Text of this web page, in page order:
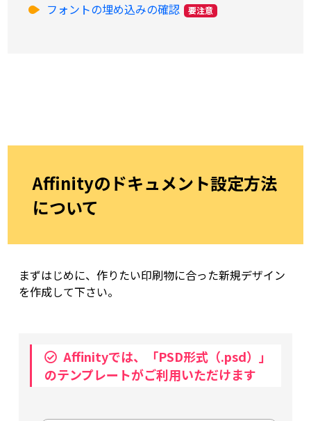
フォントの埋め込みの確認
要注意
Affinityのドキュメント設定方法
について
まずはじめに、作りたい印刷物に合った新規デザイン
を作成して下さい。
Affinityでは、「PSD形式（.psd）」
のテンプレートがご利用いただけます